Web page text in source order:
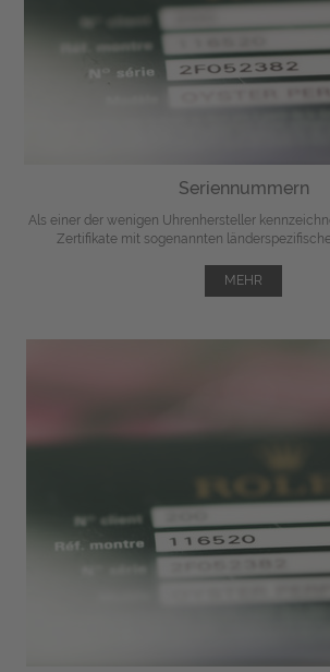
Seriennummern
Als einer der wenigen Uhrenhersteller
Zertifikate mit sogenannten
MEHR